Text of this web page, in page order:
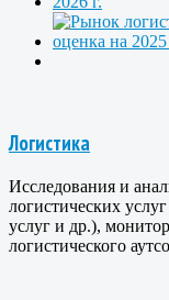
Логистика
Исследования и
логистических
услуг и др.),
логистического